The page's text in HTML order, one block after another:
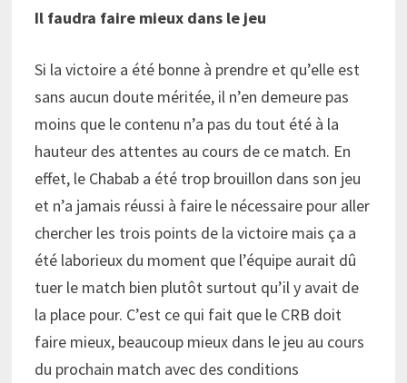
Il faudra faire mieux dans le jeu
Si la victoire a été bonne à prendre et qu’elle est
sans aucun doute méritée, il n’en demeure pas
moins que le contenu n’a pas du tout été à la
hauteur des attentes au cours de ce match. En
effet, le Chabab a été trop brouillon dans son jeu
et n’a jamais réussi à faire le nécessaire pour aller
chercher les trois points de la victoire mais ça a
été laborieux du moment que l’équipe aurait dû
tuer le match bien plutôt surtout qu’il y avait de
la place pour. C’est ce qui fait que le CRB doit
faire mieux, beaucoup mieux dans le jeu au cours
du prochain match avec des conditions